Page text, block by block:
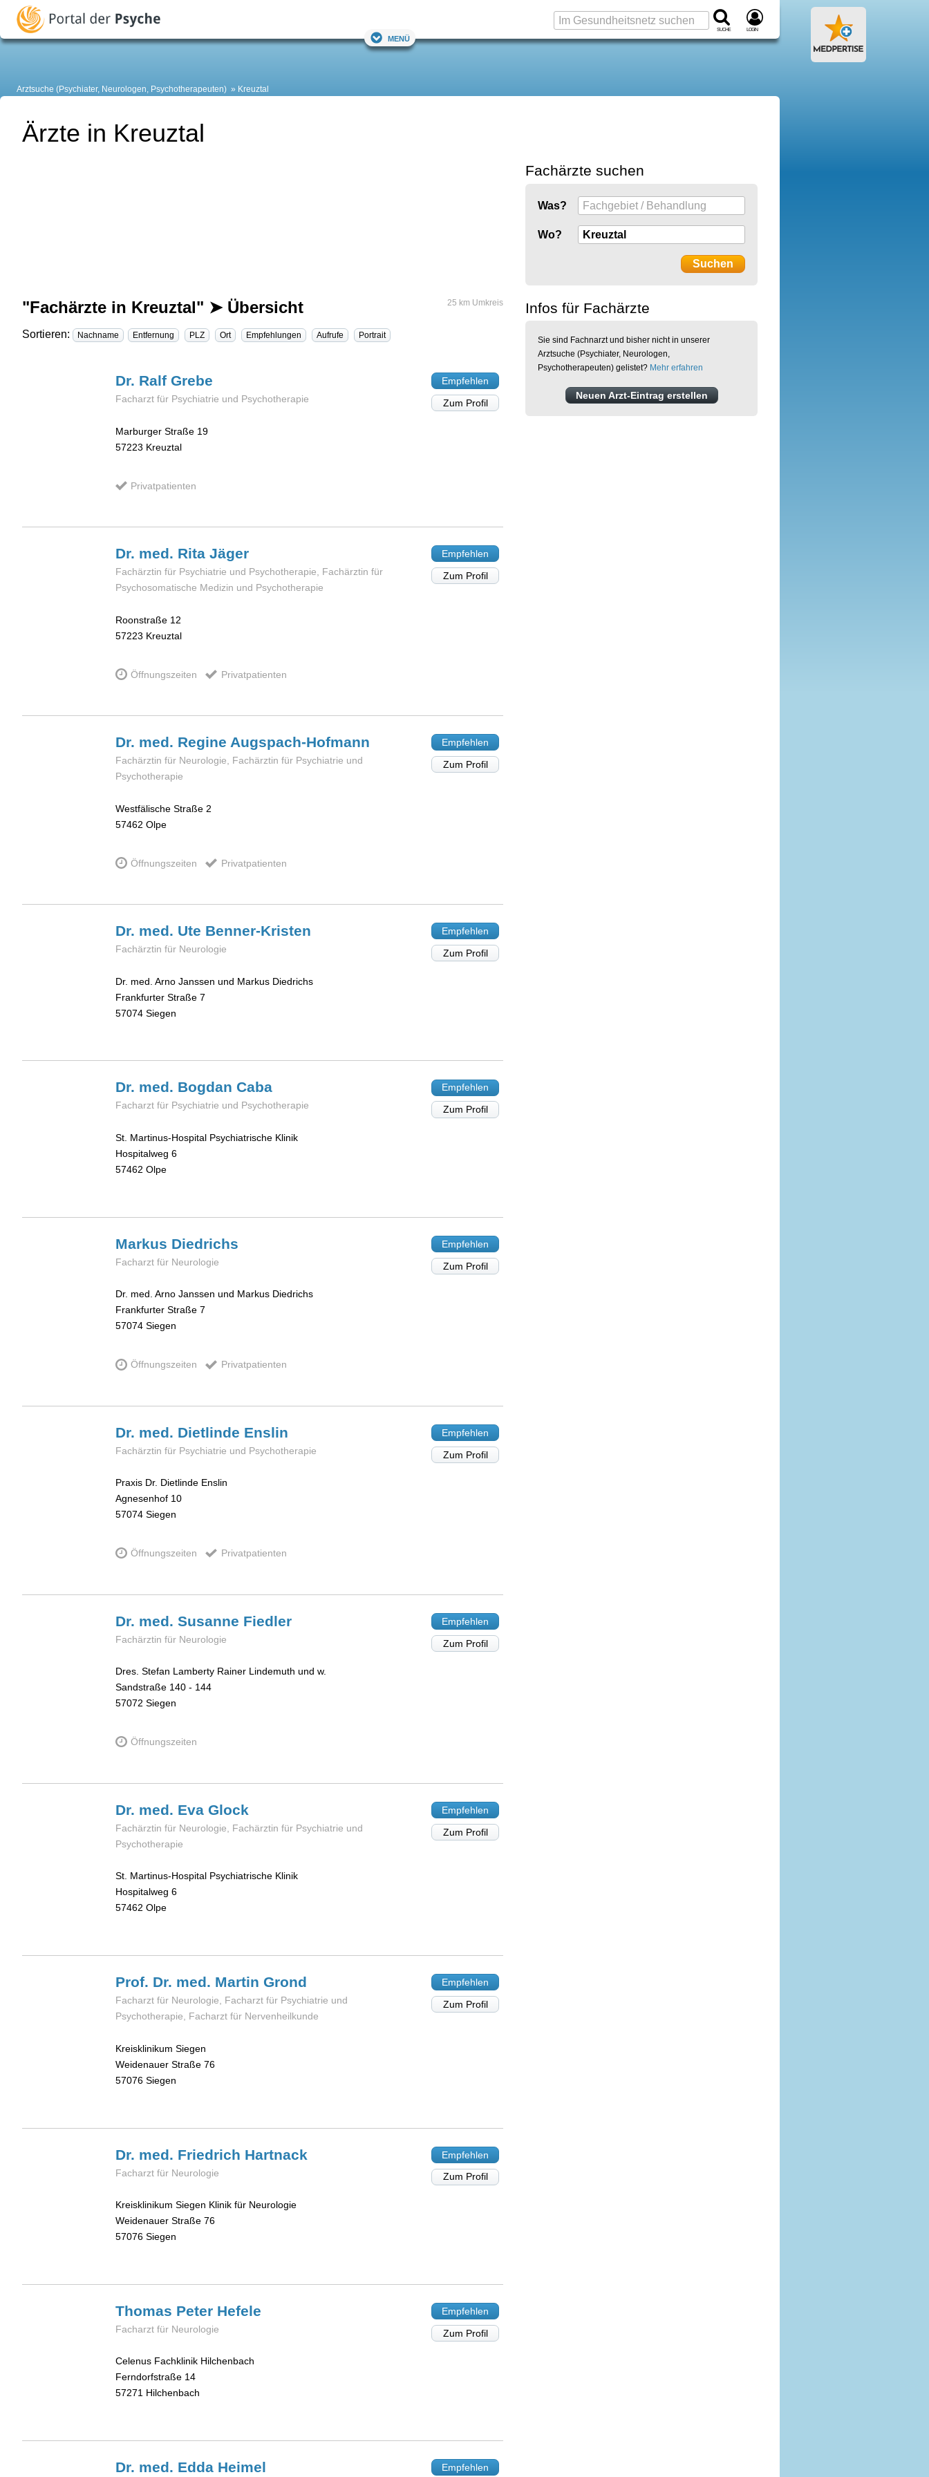
Suche Login
Menü
Arztsuche (Psychiater, Neurologen, Psychotherapeuten) Kreuztal
Ärzte in Kreuztal
"Fachärzte in Kreuztal" ➤ Übersicht 25 km Umkreis
Sortieren: Nachname Entfernung PLZ Ort Empfehlungen Aufrufe Portrait
Dr. Ralf Grebe
Facharzt für Psychiatrie und Psychotherapie
Marburger Straße 19
57223 Kreuztal
Privatpatienten
Empfehlen
Zum Profil
Dr. med. Rita Jäger
Fachärztin für Psychiatrie und Psychotherapie, Fachärztin für
Psychosomatische Medizin und Psychotherapie
Roonstraße 12
57223 Kreuztal
Öffnungszeiten Privatpatienten
Empfehlen
Zum Profil
Dr. med. Regine Augspach-Hofmann
Fachärztin für Neurologie, Fachärztin für Psychiatrie und
Psychotherapie
Westfälische Straße 2
57462 Olpe
Öffnungszeiten Privatpatienten
Empfehlen
Zum Profil
Dr. med. Ute Benner-Kristen
Fachärztin für Neurologie
Dr. med. Arno Janssen und Markus Diedrichs
Frankfurter Straße 7
57074 Siegen
Empfehlen
Zum Profil
Dr. med. Bogdan Caba
Facharzt für Psychiatrie und Psychotherapie
St. Martinus-Hospital Psychiatrische Klinik
Hospitalweg 6
57462 Olpe
Empfehlen
Zum Profil
Markus Diedrichs
Facharzt für Neurologie
Dr. med. Arno Janssen und Markus Diedrichs
Frankfurter Straße 7
57074 Siegen
Öffnungszeiten Privatpatienten
Empfehlen
Zum Profil
Dr. med. Dietlinde Enslin
Fachärztin für Psychiatrie und Psychotherapie
Praxis Dr. Dietlinde Enslin
Agnesenhof 10
57074 Siegen
Öffnungszeiten Privatpatienten
Empfehlen
Zum Profil
Dr. med. Susanne Fiedler
Fachärztin für Neurologie
Dres. Stefan Lamberty Rainer Lindemuth und w.
Sandstraße 140 - 144
57072 Siegen
Öffnungszeiten
Empfehlen
Zum Profil
Dr. med. Eva Glock
Fachärztin für Neurologie, Fachärztin für Psychiatrie und
Psychotherapie
St. Martinus-Hospital Psychiatrische Klinik
Hospitalweg 6
57462 Olpe
Empfehlen
Zum Profil
Prof. Dr. med. Martin Grond
Facharzt für Neurologie, Facharzt für Psychiatrie und
Psychotherapie, Facharzt für Nervenheilkunde
Kreisklinikum Siegen
Weidenauer Straße 76
57076 Siegen
Empfehlen
Zum Profil
Dr. med. Friedrich Hartnack
Facharzt für Neurologie
Kreisklinikum Siegen Klinik für Neurologie
Weidenauer Straße 76
57076 Siegen
Empfehlen
Zum Profil
Thomas Peter Hefele
Facharzt für Neurologie
Celenus Fachklinik Hilchenbach
Ferndorfstraße 14
57271 Hilchenbach
Empfehlen
Zum Profil
Dr. med. Edda Heimel Empfehlen
Fachärzte suchen
Was?
Wo?
Infos für Fachärzte
Sie sind Fachnarzt und bisher nicht in unserer
Arztsuche (Psychiater, Neurologen,
Psychotherapeuten) gelistet? Mehr erfahren
Neuen Arzt-Eintrag erstellen